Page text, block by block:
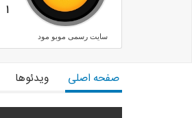
1
سایت رسمی موبو مود
صفحه اصلی ویدئوها